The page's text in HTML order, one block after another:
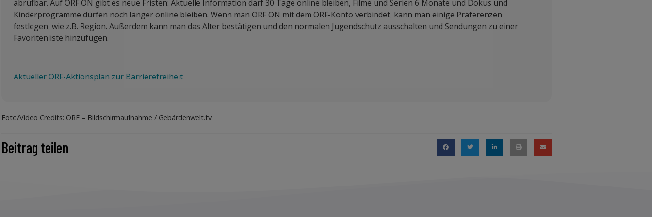
abrufbar. Auf ORF ON gibt es neue Fristen: Aktuelle Information darf 30 Tage online bleiben, Filme und Serien 6 Monate und Dokus und
Kinderprogramme dürfen noch länger online bleiben. Wenn man ORF ON mit dem ORF-Konto verbindet, kann man einige Präferenzen
festlegen, wie z.B. Region. Außerdem kann man das Alter bestätigen und den normalen Jugendschutz ausschalten und Sendungen zu einer
Favoritenliste hinzufügen.
Aktueller ORF-Aktionsplan zur Barrierefreiheit
Foto/Video Credits: ORF – Bildschirmaufnahme / Gebärdenwelt.tv
Beitrag teilen